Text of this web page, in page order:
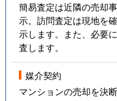
台原
1,300
台原
台原
台原森林公園
2,000
簡易査定は近隣の売却
示。訪問査定は現地を
示します。また、必要
査します。
媒介契約
マンションの売却を決